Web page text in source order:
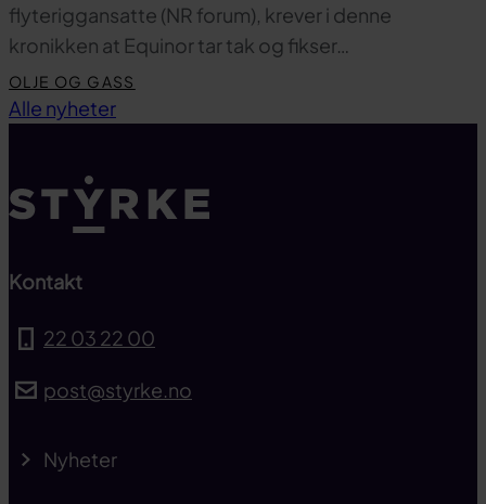
flyteriggansatte (NR forum), krever i denne
kronikken at Equinor tar tak og fikser…
OLJE OG GASS
Alle nyheter
Kontakt
22 03 22 00
post@styrke.no
Nyheter